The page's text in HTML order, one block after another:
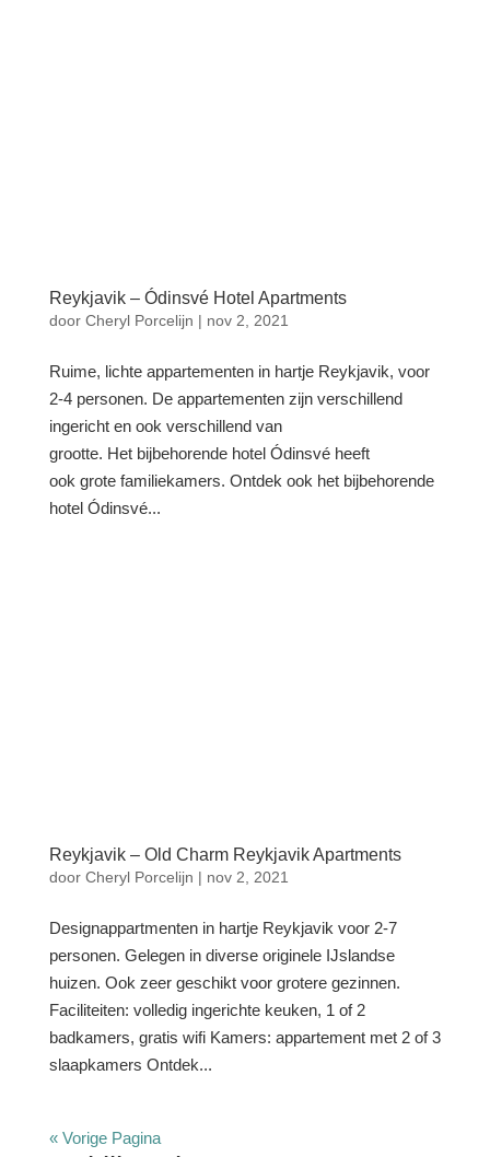
Reykjavik – Ódinsvé Hotel Apartments
door Cheryl Porcelijn | nov 2, 2021
Ruime, lichte appartementen in hartje Reykjavik, voor
2-4 personen. De appartementen zijn verschillend
ingericht en ook verschillend van
grootte. Het bijbehorende hotel Ódinsvé heeft
ook grote familiekamers. Ontdek ook het bijbehorende
hotel Ódinsvé...
Reykjavik – Old Charm Reykjavik Apartments
door Cheryl Porcelijn | nov 2, 2021
Designappartmenten in hartje Reykjavik voor 2-7
personen. Gelegen in diverse originele IJslandse
huizen. Ook zeer geschikt voor grotere gezinnen.
Faciliteiten: volledig ingerichte keuken, 1 of 2
badkamers, gratis wifi Kamers: appartement met 2 of 3
slaapkamers Ontdek...
« Vorige Pagina